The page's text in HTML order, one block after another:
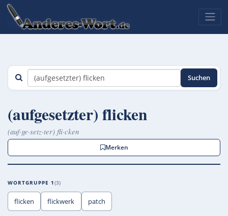
Suchen
(aufgesetzter) flicken
(auf·ge·setz·ter) fli·cken
Merken
WORTGRUPPE 1 3
flicken flickwerk patch